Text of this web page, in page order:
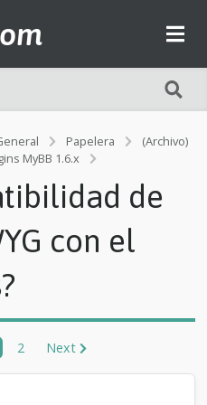
Papelera
(Archivo)
MyBB 1.6.x
i
n
o
de
con el
2 Next